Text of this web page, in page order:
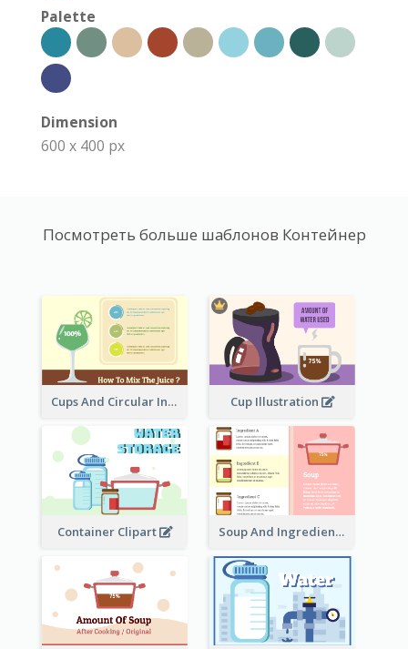
Palette
Dimension
600 x 400 px
Посмотреть больше шаблонов Контейнер
Cups And Circular Informative Clipart Cup Illustration
Container Clipart Soup And Ingredients Recipes